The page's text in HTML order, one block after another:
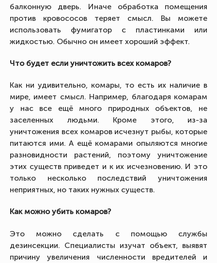
балконную дверь. Иначе обработка помещения
против кровососов теряет смысл. Вы можете
использовать фумигатор с пластинками или
жидкостью. Обычно он имеет хороший эффект.
Что будет если уничтожить всех комаров?
Как ни удивительно, комары, то есть их наличие в
мире, имеет смысл. Например, благодаря комарам
у нас все ещё много природных объектов, не
заселенных людьми. Кроме этого, из-за
уничтожения всех комаров исчезнут рыбы, которые
питаются ими. А ещё комарами опыляются многие
разновидности растений, поэтому уничтожение
этих существ приведет и к их исчезновению. И это
только несколько последствий уничтожения
неприятных, но таких нужных существ.
Как можно убить комаров?
Это можно сделать с помощью службы
дезинсекции. Специалисты изучат объект, выявят
причину увеличения численности вредителей и